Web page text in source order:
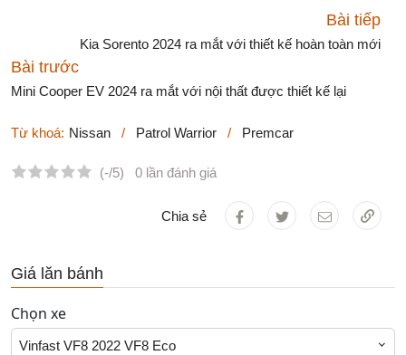
Bài tiếp
Kia Sorento 2024 ra mắt với thiết kế hoàn toàn mới
Bài trước
Mini Cooper EV 2024 ra mắt với nội thất được thiết kế lại
Từ khoá: Nissan / Patrol Warrior / Premcar
(-/5) 0 lần đánh giá
Chia sẻ
Giá lăn bánh
Chọn xe
Vinfast VF8 2022 VF8 Eco